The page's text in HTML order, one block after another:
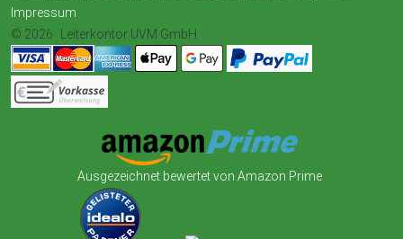
Impressum
© 2026
Leiterkontor UVM GmbH
Ausgezeichnet bewertet von Amazon Prime